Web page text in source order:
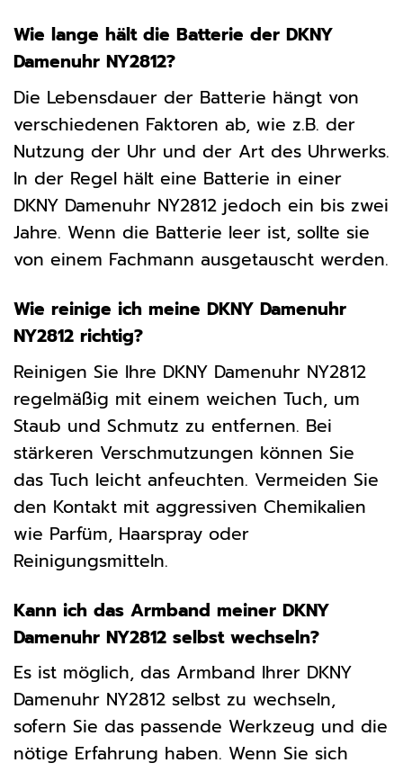
Wie lange hält die Batterie der DKNY
Damenuhr NY2812?
Die Lebensdauer der Batterie hängt von
verschiedenen Faktoren ab, wie z.B. der
Nutzung der Uhr und der Art des Uhrwerks.
In der Regel hält eine Batterie in einer
DKNY Damenuhr NY2812 jedoch ein bis zwei
Jahre. Wenn die Batterie leer ist, sollte sie
von einem Fachmann ausgetauscht werden.
Wie reinige ich meine DKNY Damenuhr
NY2812 richtig?
Reinigen Sie Ihre DKNY Damenuhr NY2812
regelmäßig mit einem weichen Tuch, um
Staub und Schmutz zu entfernen. Bei
stärkeren Verschmutzungen können Sie
das Tuch leicht anfeuchten. Vermeiden Sie
den Kontakt mit aggressiven Chemikalien
wie Parfüm, Haarspray oder
Reinigungsmitteln.
Kann ich das Armband meiner DKNY
Damenuhr NY2812 selbst wechseln?
Es ist möglich, das Armband Ihrer DKNY
Damenuhr NY2812 selbst zu wechseln,
sofern Sie das passende Werkzeug und die
nötige Erfahrung haben. Wenn Sie sich